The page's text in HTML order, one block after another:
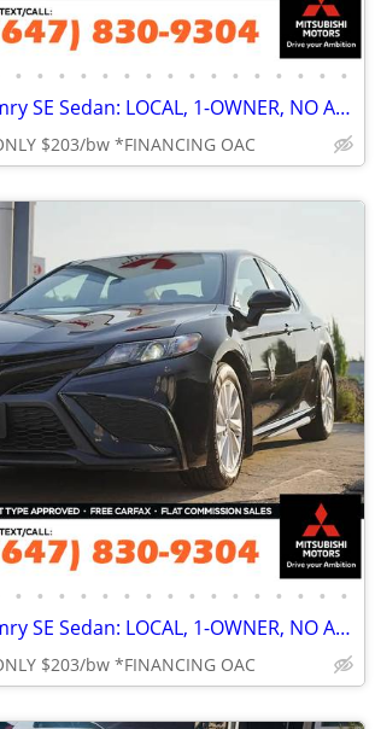
• • • • • • • • • • • • • • • •
2022 Toyota Camry SE Sedan: LOCAL, 1-OWNER, NO ACCIDENTS
$203/bw *FINANCING OAC
• • • • • • • • • • • • • • • •
2022 Toyota Camry SE Sedan: LOCAL, 1-OWNER, NO ACCIDENTS
$203/bw *FINANCING OAC